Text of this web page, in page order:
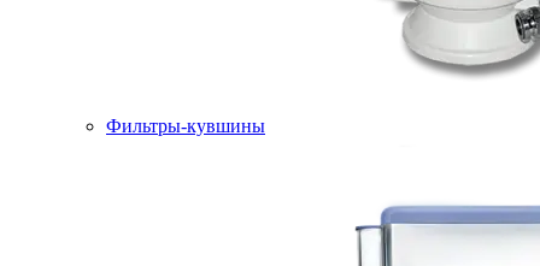
Фильтры-кувшины